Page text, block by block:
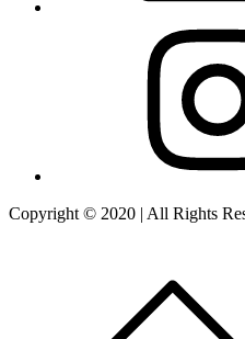
Copyright © 2020 | All Rights